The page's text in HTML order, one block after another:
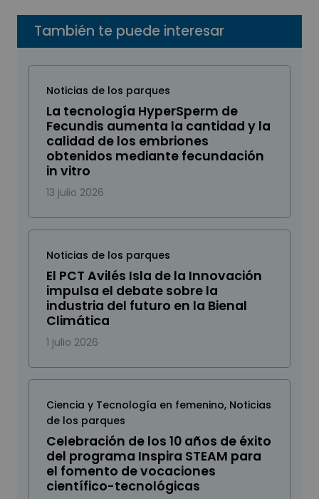
También te puede interesar
Noticias de los parques
La tecnología HyperSperm de
Fecundis aumenta la cantidad y la
calidad de los embriones
obtenidos mediante fecundación
in vitro
13 julio 2026
Noticias de los parques
El PCT Avilés Isla de la Innovación
impulsa el debate sobre la
industria del futuro en la Bienal
Climática
1 julio 2026
Ciencia y Tecnología en femenino, Noticias
de los parques
Celebración de los 10 años de éxito
del programa Inspira STEAM para
el fomento de vocaciones
científico-tecnológicas